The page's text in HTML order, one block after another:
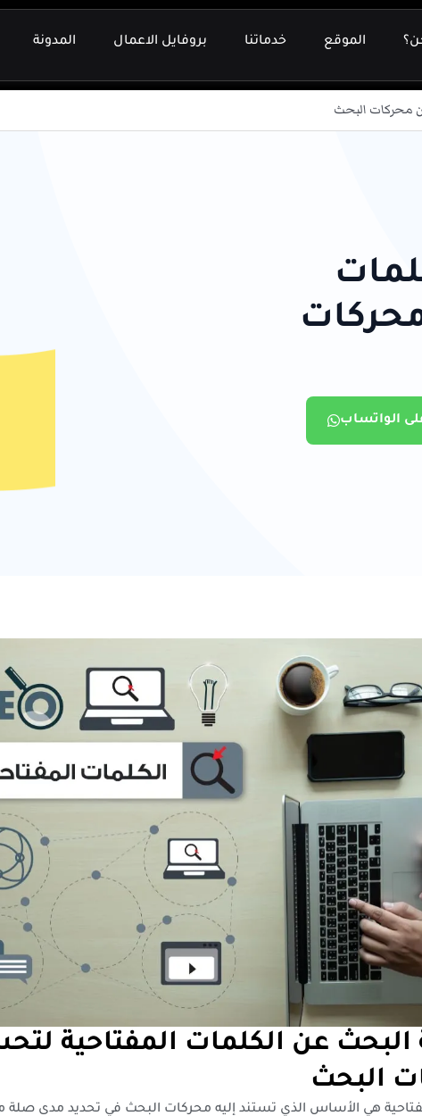
الموقع خدماتنا بروفايل الاعمال المدونة
محركات البحث
الواتساب
البحث عن الكلمات المفتاحية
البحث
هي الأساس الذي تستند إليه محركات البحث في تحديد مدى صلة